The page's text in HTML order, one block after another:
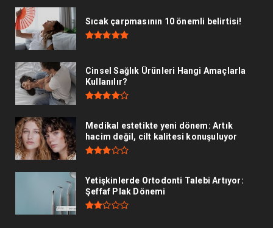
Sıcak çarpmasının 10 önemli belirtisi!
Cinsel Sağlık Ürünleri Hangi Amaçlarla
Kullanılır?
Medikal estetikte yeni dönem: Artık
hacim değil, cilt kalitesi konuşuluyor
Yetişkinlerde Ortodonti Talebi Artıyor:
Şeffaf Plak Dönemi